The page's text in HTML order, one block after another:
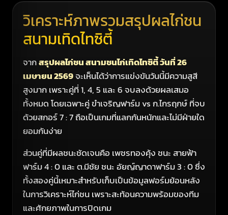
วิเคราะห์ภาพรวมสรุปผลไก่ชน
สนามเทิดไทซิตี้
จากสรุปผลไก่ชน สนามชนไก่เทิดไทซิตี้ วันที่ 26
เมษายน 2569จะเห็นได้ว่าการแข่งขันวันนี้มีความสูสี
สูงมาก เพราะคู่ที่ 1, 4, 5 และ 6 จบลงด้วยผลเสมอ
ทั้งหมด โดยเฉพาะคู่ ขำเจริญฟาร์ม vs ก.ไกรฤกษ์ ที่จบ
ด้วยสกอร์ 7 : 7 ถือเป็นเกมที่แลกกันหนักและไม่มีฝ่ายใด
ยอมกันง่าย
ส่วนคู่ที่มีผลชนะชัดเจนคือ เพชรทองคุ้ง ชนะ สายฟ้า
ฟาร์ม 4 : 0 และ ต.มีชัย ชนะ อัยญ์ญาดาฟาร์ม 3 : 0 ซึ่ง
ทั้งสองคู่นี้เหมาะสำหรับเก็บเป็นข้อมูลฟอร์มย้อนหลัง
ในการวิเคราะห์ไก่ชน เพราะสะท้อนความพร้อมของทีม
และศักยภาพในการปิดเกม